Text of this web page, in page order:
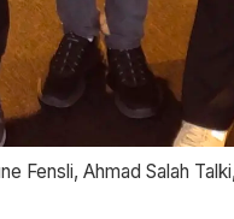
Fensli, Ahmad Salah